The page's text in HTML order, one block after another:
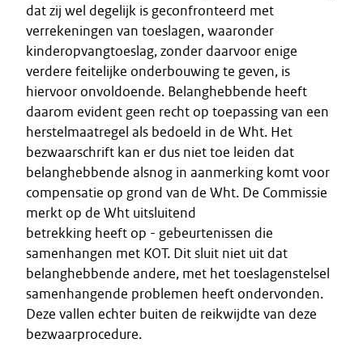
dat zij wel degelijk is geconfronteerd met
verrekeningen van toeslagen, waaronder
kinderopvangtoeslag, zonder daarvoor enige
verdere feitelijke onderbouwing te geven, is
hiervoor onvoldoende. Belanghebbende heeft
daarom evident geen recht op toepassing van een
herstelmaatregel als bedoeld in de Wht. Het
bezwaarschrift kan er dus niet toe leiden dat
belanghebbende alsnog in aanmerking komt voor
compensatie op grond van de Wht. De Commissie
merkt op de Wht uitsluitend
betrekking heeft op - gebeurtenissen die
samenhangen met KOT. Dit sluit niet uit dat
belanghebbende andere, met het toeslagenstelsel
samenhangende problemen heeft ondervonden.
Deze vallen echter buiten de reikwijdte van deze
bezwaarprocedure.